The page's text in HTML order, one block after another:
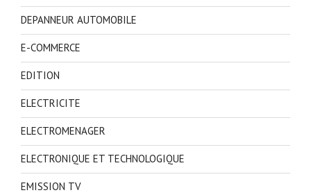
DEPANNEUR AUTOMOBILE
E-COMMERCE
EDITION
ELECTRICITE
ELECTROMENAGER
ELECTRONIQUE ET TECHNOLOGIQUE
EMISSION TV